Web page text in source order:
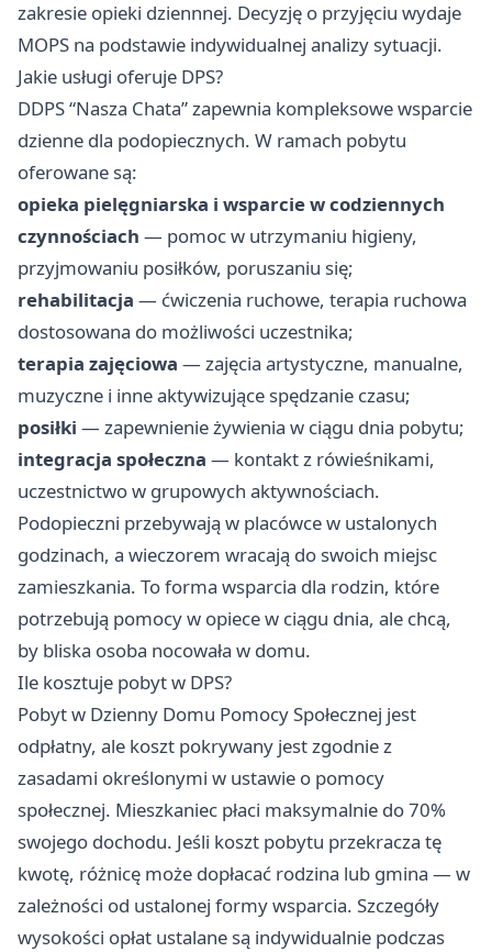
zakresie opieki dziennnej. Decyzję o przyjęciu wydaje
MOPS na podstawie indywidualnej analizy sytuacji.
Jakie usługi oferuje DPS?
DDPS “Nasza Chata” zapewnia kompleksowe wsparcie
dzienne dla podopiecznych. W ramach pobytu
oferowane są:
opieka pielęgniarska i wsparcie w codziennych
czynnościach — pomoc w utrzymaniu higieny,
przyjmowaniu posiłków, poruszaniu się;
rehabilitacja — ćwiczenia ruchowe, terapia ruchowa
dostosowana do możliwości uczestnika;
terapia zajęciowa — zajęcia artystyczne, manualne,
muzyczne i inne aktywizujące spędzanie czasu;
posiłki — zapewnienie żywienia w ciągu dnia pobytu;
integracja społeczna — kontakt z rówieśnikami,
uczestnictwo w grupowych aktywnościach.
Podopieczni przebywają w placówce w ustalonych
godzinach, a wieczorem wracają do swoich miejsc
zamieszkania. To forma wsparcia dla rodzin, które
potrzebują pomocy w opiece w ciągu dnia, ale chcą,
by bliska osoba nocowała w domu.
Ile kosztuje pobyt w DPS?
Pobyt w Dzienny Domu Pomocy Społecznej jest
odpłatny, ale koszt pokrywany jest zgodnie z
zasadami określonymi w ustawie o pomocy
społecznej. Mieszkaniec płaci maksymalnie do 70%
swojego dochodu. Jeśli koszt pobytu przekracza tę
kwotę, różnicę może dopłacać rodzina lub gmina — w
zależności od ustalonej formy wsparcia. Szczegóły
wysokości opłat ustalane są indywidualnie podczas